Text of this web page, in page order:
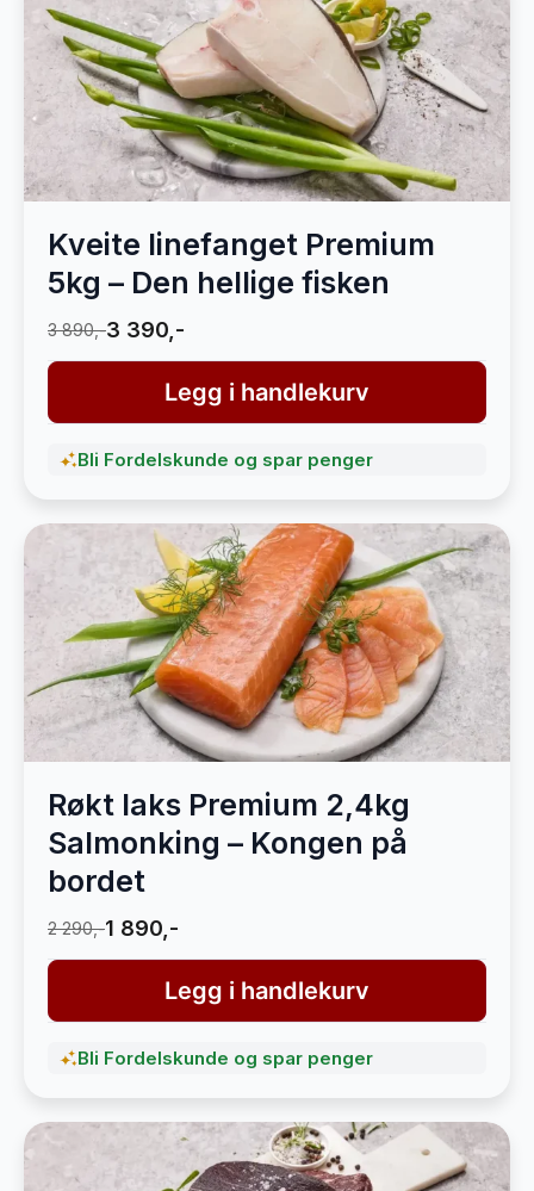
Kveite linefanget Premium
5kg – Den hellige fisken
3 890,-3 390,-
Legg i handlekurv
Bli Fordelskunde og spar penger
Røkt laks Premium 2,4kg
Salmonking – Kongen på
bordet
2 290,-1 890,-
Legg i handlekurv
Bli Fordelskunde og spar penger